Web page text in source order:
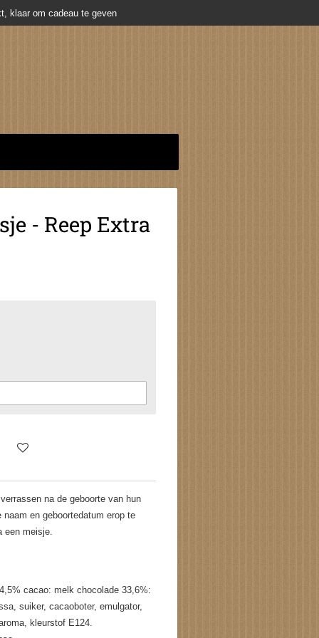
klaar om cadeau te geven
- Reep Extra
na de geboorte van hun
en geboortedatum erop te
een meisje.
cacao: melk chocolade 33,6%:
suiker, cacaoboter, emulgator,
kleurstof E124.